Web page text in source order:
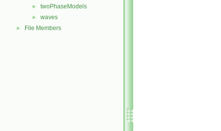
► twoPhaseModels
► waves
► File Members